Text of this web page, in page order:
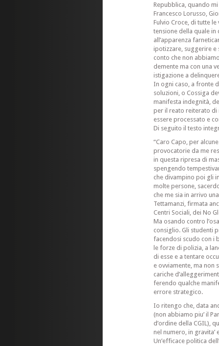
Repubblica, quando
Francesco Lorusso,
Fulvio Croce, di tutte
tensione della quale in
all’apparenza
ipotizzare, suggerire
conto che non
demente ma con una
istigazione a
In ogni caso, a fronte
soluzioni, o Cossiga
manifesta indegnità,
per il reato reiterato di
essere processato e
Di seguito il testo
“Caro Capo, per
provocatorie da me
in questa ripresa di
spengendo
che divampino poi gli
molte persone,
che me sia in arrivo
Tettamanzi, firmata
Centri Sociali, dei No
Ma osando contro
consiglio. Gli studenti
facendosi scudo con i
le forze di polizia, a
di esse e a tentare
e ovviamente, ma non
cariche
ferendo qualche
errore strategico.
Io ritengo che, data
(non abbiamo piu’ il
d’ordine della CGIL),
nel numero, in gravita’
Un’efficace politica